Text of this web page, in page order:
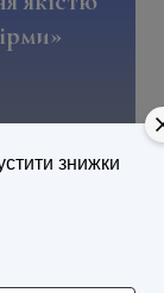
знижки